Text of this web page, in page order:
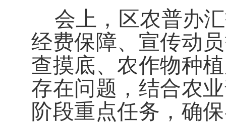
会上，区农普办
经费保障、宣传动
查摸底、农作物种
存在问题，结合农
阶段重点任务，确